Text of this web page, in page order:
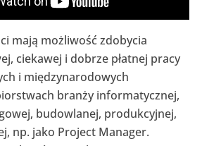
mają możliwość zdobycia
ciekawej i dobrze płatnej pracy
i międzynarodowych
branży informatycznej,
budowlanej, produkcyjnej,
np. jako Project Manager.